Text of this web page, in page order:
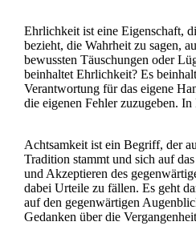
Ehrlichkeit ist eine Eigenschaft,
bezieht, die Wahrheit zu sagen,
bewussten Täuschungen oder
beinhaltet Ehrlichkeit? Es
Verantwortung für das eigene
die eigenen Fehler zuzugeben.
Achtsamkeit ist ein Begriff, der
Tradition stammt und sich auf
und Akzeptieren des
dabei Urteile zu fällen. Es geht
auf den gegenwärtigen
Gedanken über die